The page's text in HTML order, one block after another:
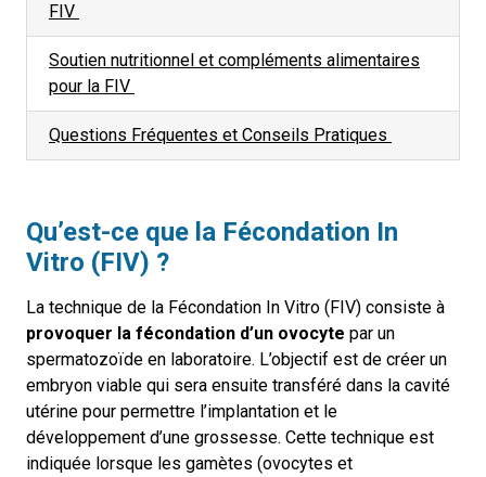
FIV
Soutien nutritionnel et compléments alimentaires
pour la FIV
Questions Fréquentes et Conseils Pratiques
Qu’est-ce que la Fécondation In
Vitro (FIV) ?
La technique de la Fécondation In Vitro (FIV) consiste à
provoquer la fécondation d’un ovocyte par un
spermatozoïde en laboratoire. L’objectif est de créer un
embryon viable qui sera ensuite transféré dans la cavité
utérine pour permettre l’implantation et le
développement d’une grossesse. Cette technique est
indiquée lorsque les gamètes (ovocytes et